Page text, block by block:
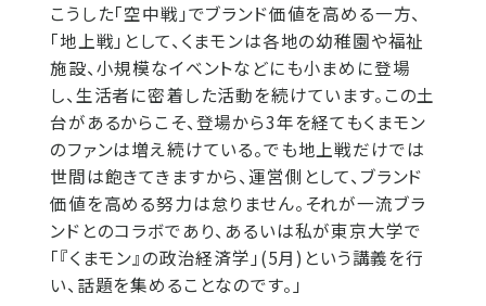
こうした「空中戦」でブランド価値を高める一方、
「地上戦」として、くまモンは各地の幼稚園や福祉
施設、小規模なイベントなどにも小まめに登場
し、生活者に密着した活動を続けています。この土
台があるからこそ、登場から3年を経てもくまモン
のファンは増え続けている。でも地上戦だけでは
世間は飽きてきますから、運営側として、ブランド
価値を高める努力は怠りません。それが一流ブラ
ンドとのコラボであり、あるいは私が東京大学で
「『くまモン』の政治経済学」(5月)という講義を行
い、話題を集めることなのです。」